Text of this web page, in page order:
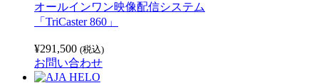
オールインワン映像配信システム
「TriCaster 860」
¥291,500 (税込)
お問い合わせ